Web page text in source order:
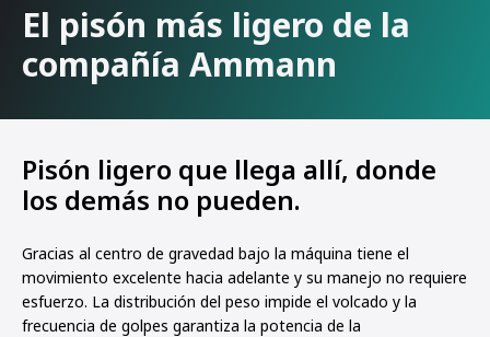
El pisón más ligero de la
compañía Ammann
Pisón ligero que llega allí, donde
los demás no pueden.
Gracias al centro de gravedad bajo la máquina tiene el
movimiento excelente hacia adelante y su manejo no requiere
esfuerzo. La distribución del peso impide el volcado y la
frecuencia de golpes garantiza la potencia de la